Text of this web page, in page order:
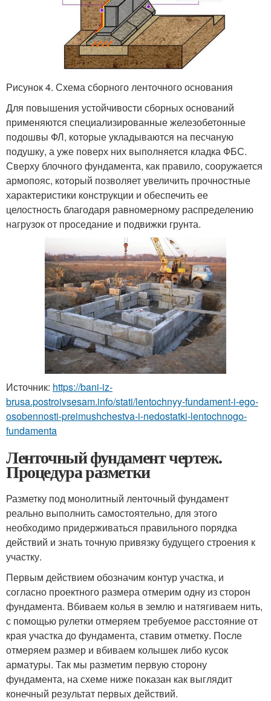
Рисунок 4. Схема сборного ленточного основания
Для повышения устойчивости сборных оснований
применяются специализированные железобетонные
подошвы ФЛ, которые укладываются на песчаную
подушку, а уже поверх них выполняется кладка ФБС.
Сверху блочного фундамента, как правило, сооружается
армопояс, который позволяет увеличить прочностные
характеристики конструкции и обеспечить ее
целостность благодаря равномерному распределению
нагрузок от проседание и подвижки грунта.
Источник: https://bani-iz-
brusa.postroivsesam.info/stati/lentochnyy-fundament-i-ego-
osobennosti-preimushchestva-i-nedostatki-lentochnogo-
fundamenta
Ленточный фундамент чертеж.
Процедура разметки
Разметку под монолитный ленточный фундамент
реально выполнить самостоятельно, для этого
необходимо придерживаться правильного порядка
действий и знать точную привязку будущего строения к
участку.
Первым действием обозначим контур участка, и
согласно проектного размера отмерим одну из сторон
фундамента. Вбиваем колья в землю и натягиваем нить,
с помощью рулетки отмеряем требуемое расстояние от
края участка до фундамента, ставим отметку. После
отмеряем размер и вбиваем колышек либо кусок
арматуры. Так мы разметим первую сторону
фундамента, на схеме ниже показан как выглядит
конечный результат первых действий.